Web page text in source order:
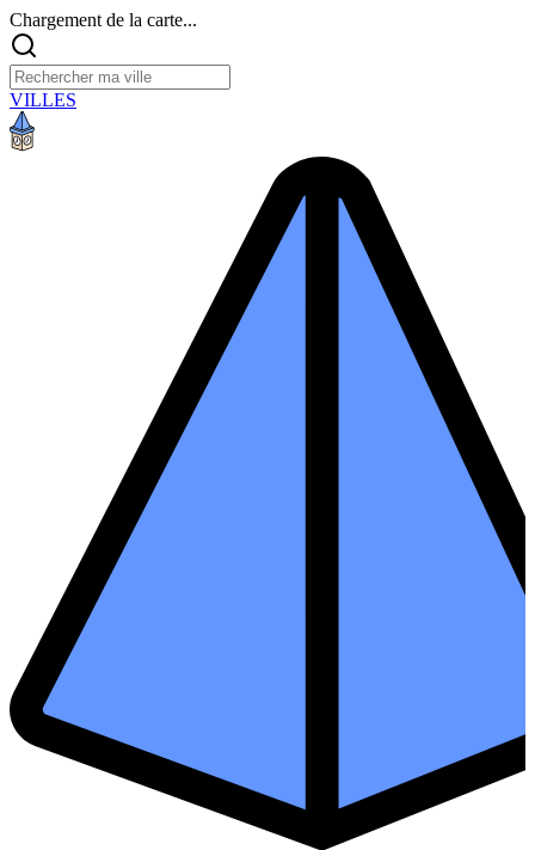
Chargement de la carte...
VILLES